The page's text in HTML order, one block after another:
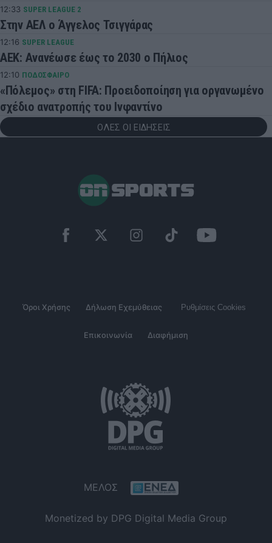
12:33 SUPER LEAGUE 2
Στην ΑΕΛ ο Άγγελος Τσιγγάρας
12:16 SUPER LEAGUE
ΑΕΚ: Ανανέωσε έως το 2030 ο Πήλιος
12:10 ΠΟΔΟΣΦΑΙΡΟ
«Πόλεμος» στη FIFA: Προειδοποίηση για οργανωμένο
σχέδιο ανατροπής του Ινφαντίνο
ΟΛΕΣ ΟΙ ΕΙΔΗΣΕΙΣ
Όροι Χρήσης Δήλωση Εχεμύθειας Ρυθμίσεις Cookies
Επικοινωνία Διαφήμιση
ΜΕΛΟΣ
Monetized by DPG Digital Media Group